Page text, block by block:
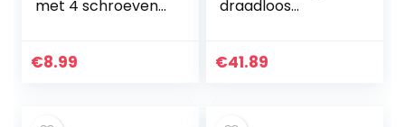
met 4 schroeven
gitaar, basgitaar,
€8.99
draadloos
oplaadbare
€41.89